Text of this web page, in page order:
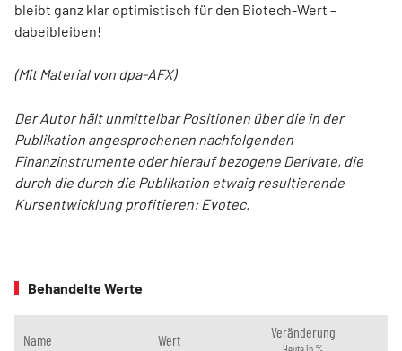
bleibt ganz klar optimistisch für den Biotech-Wert –
dabeibleiben!
(Mit Material von dpa-AFX)
Der Autor hält unmittelbar Positionen über die in der
Publikation angesprochenen nachfolgenden
Finanzinstrumente oder hierauf bezogene Derivate, die
durch die durch die Publikation etwaig resultierende
Kursentwicklung profitieren: Evotec.
Behandelte Werte
Name Wert Veränderung